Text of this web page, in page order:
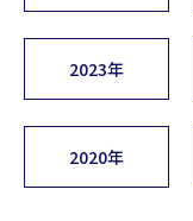
2023年
2020年